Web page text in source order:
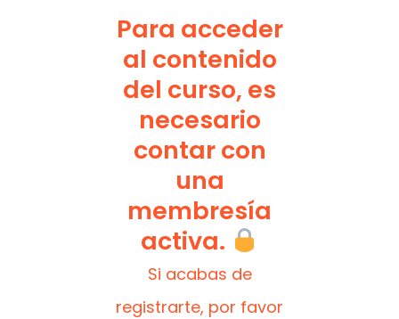
Para acceder
al contenido
del curso, es
necesario
contar con
una
membresía
activa.
Si acabas de
registrarte, por favor